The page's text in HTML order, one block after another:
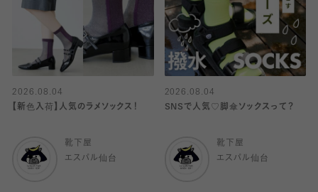
2026.08.04
【新色入荷】人気のラメソックス！
靴下屋
エスパル仙台
2026.08.04
SNSで人気♡脚傘ソックスって？
靴下屋
エスパル仙台